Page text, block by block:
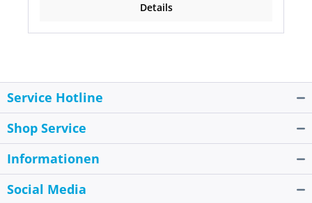
Details
Service Hotline
Shop Service
Informationen
Social Media